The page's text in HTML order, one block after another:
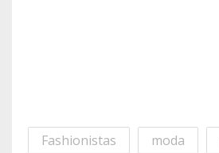
Fashionistas moda